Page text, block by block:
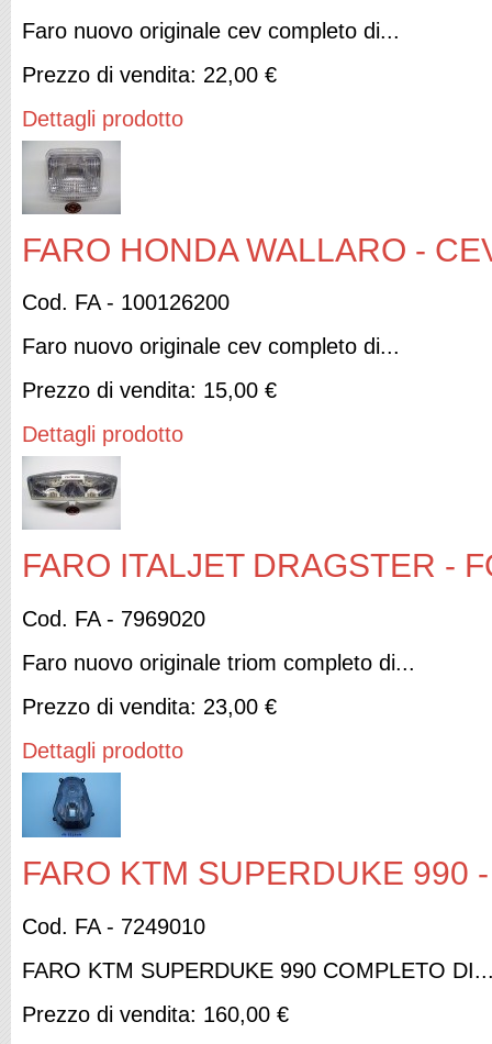
Faro nuovo originale cev completo di...
Prezzo di vendita: 22,00 €
Dettagli prodotto
FARO HONDA WALLARO -
Cod. FA - 100126200
Faro nuovo originale cev completo di...
Prezzo di vendita: 15,00 €
Dettagli prodotto
FARO ITALJET DRAGSTER -
Cod. FA - 7969020
Faro nuovo originale triom completo di...
Prezzo di vendita: 23,00 €
Dettagli prodotto
FARO KTM SUPERDUKE 990
Cod. FA - 7249010
FARO KTM SUPERDUKE 990 COMPLETO
Prezzo di vendita: 160,00 €